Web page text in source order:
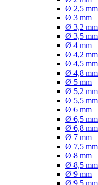
Ø 2,5 mm
Ø 3 mm
Ø 3,2 mm
Ø 3,5 mm
Ø 4 mm
Ø 4,2 mm
Ø 4,5 mm
Ø 4,8 mm
Ø 5 mm
Ø 5,2 mm
Ø 5,5 mm
Ø 6 mm
Ø 6,5 mm
Ø 6,8 mm
Ø 7 mm
Ø 7,5 mm
Ø 8 mm
Ø 8,5 mm
Ø 9 mm
Ø 9,5 mm